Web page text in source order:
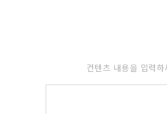
컨텐츠 내용을 입력하